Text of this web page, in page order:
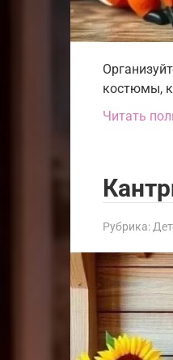
костюмы,
Читать
Рубрика: